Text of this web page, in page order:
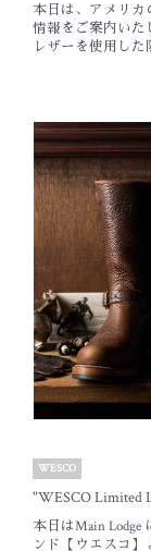
下さいませ。
本日は、アメリカ
情報をご案内いた
レザーを使用し
Limited Model"【
COLORS OF
した、エンジニア
Waxed Flesh
製作されているこ
ト面をワックスコ
昔、海兵隊員の軍
った際、兵士たち
さらに防水性を高
したレザーとなっ
FOUR COLORS
Navy113800 yen
ンジニアブーツ
#705 Vibramソー
クルはブラスのロ
長くカスタムさ
げ。ミッドソー
す。シャフト上部
チ、よく見ると
WARREN IN FOUR
Burgundy ,
+ taxベースとなる
ビーステッチが入
ーダーベースとな
WESCO
"WESCO Limited
本日はMain
ンド【ウエスコ】